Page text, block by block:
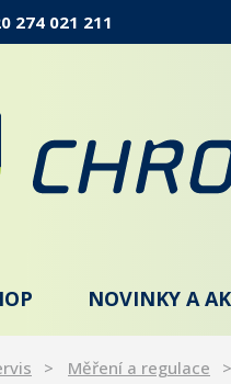
274 021 211
NOVINKY A
Měření a regulace